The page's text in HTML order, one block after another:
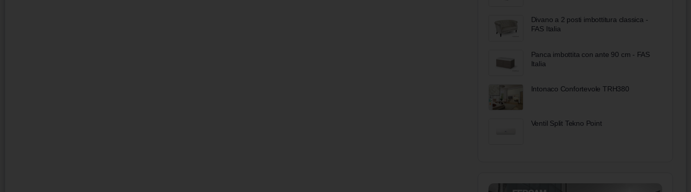
Divano a 2 posti imbottitura classica -
FAS Italia
Panca imbottita con ante 90 cm - FAS
Italia
Intonaco Confortevole TRH380
Ventil Split Tekno Point